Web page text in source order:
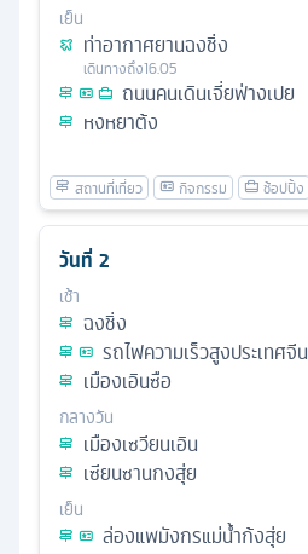
เย็น
ท่าอากาศยานฉงชิ่ง
เดินทางถึง16.05
ถนนคนเดินเจี่ยฟ่างเปย
หงหยาต้ง
วันที่ 2
เช้า
ฉงชิ่ง
รถไฟความเร็วสูงประเทศจีน
เมืองเอินซือ
กลางวัน
เมืองเซวียนเอิน
เซียนซานกงสุ่ย
เย็น
ล่องแพมังกรแม่น้ำก้งสุ่ย